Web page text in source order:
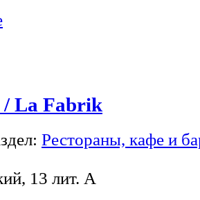
La Fabrik
Рестораны, кафе и
13 лит. А